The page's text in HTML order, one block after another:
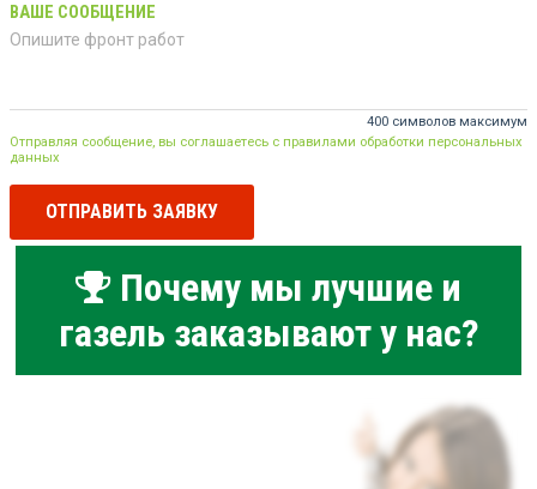
ВАШЕ СООБЩЕНИЕ
400 символов максимум
Отправляя сообщение, вы соглашаетесь с правилами обработки персональных
данных
ОТПРАВИТЬ ЗАЯВКУ
Почему мы лучшие и
газель заказывают у нас?